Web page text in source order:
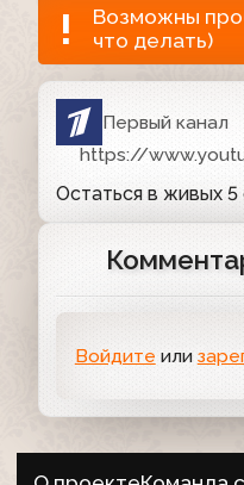
Возможны
что делать)
Первый канал
https://
Остаться в живых
Войдите или